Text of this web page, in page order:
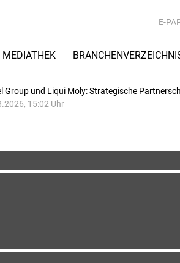
E-
MEDIATHEK
Group und Liqui Moly: Strategische
15:02 Uhr